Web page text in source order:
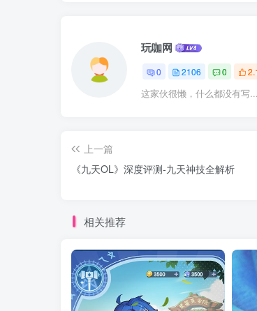
玩咖网
0 2106 0
这家伙很懒，什么都没有写...
上一篇
《九天OL》深度评测-九天神技全解析
相关推荐